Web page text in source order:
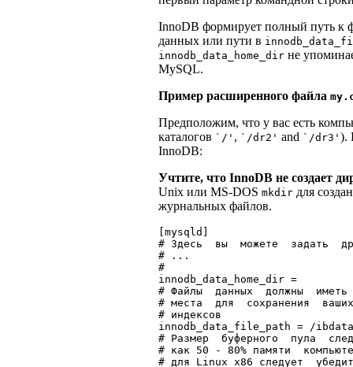
InnoDB формирует полный путь к
данных или пути в
innodb_data_home_dir не
MySQL.
Пример расширенного файла
Предположим, что у вас есть
каталогов `/' , `/dr2' and `/dr3' ).
InnoDB:
Учтите, что InnoDB не создает
Unix или MS-DOS mkdir для
журнальных файлов.
[mysqld]
# Здесь  вы  можете  задать
# ...
#
innodb_data_home_dir =
# Файлы  данных  должны  иметь
# места  для  сохранения
# индексов
innodb_data_file_path = /
# Размер  буферного  пула
# как 50 - 80% памяти
# для Linux x86 следует